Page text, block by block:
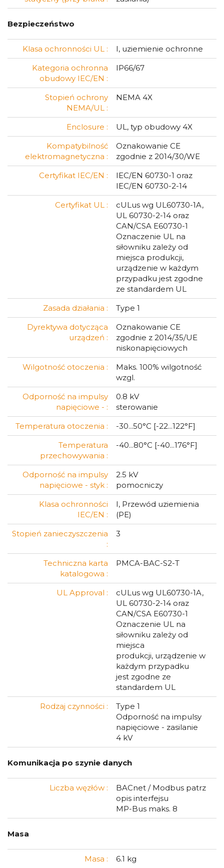
Bezpieczeństwo
Klasa ochronności UL :
I, uziemienie ochronne
Kategoria ochronna
obudowy IEC/EN :
IP66/67
Stopień ochrony
NEMA/UL :
NEMA 4X
Enclosure :
UL, typ obudowy 4X
Kompatybilność
elektromagnetyczna :
Oznakowanie CE
zgodnie z 2014/30/WE
Certyfikat IEC/EN :
IEC/EN 60730-1 oraz
IEC/EN 60730-2-14
Certyfikat UL :
cULus wg UL60730-1A,
UL 60730-2-14 oraz
CAN/CSA E60730-1
Oznaczenie UL na
siłowniku zależy od
miejsca produkcji,
urządzenie w każdym
przypadku jest zgodne
ze standardem UL
Zasada działania :
Type 1
Dyrektywa dotycząca
urządzeń :
Oznakowanie CE
zgodnie z 2014/35/UE
niskonapięciowych
Wilgotność otoczenia :
Maks. 100% wilgotność
wzgl.
Odporność na impulsy
napięciowe - :
0.8 kV
sterowanie
Temperatura otoczenia :
-30...50°C [-22...122°F]
Temperatura
przechowywania :
-40...80°C [-40...176°F]
Odporność na impulsy
napięciowe - styk :
2.5 kV
pomocniczy
Klasa ochronności
IEC/EN :
I, Przewód uziemienia
(PE)
Stopień zanieczyszczenia
:
3
Techniczna karta
katalogowa :
PMCA-BAC-S2-T
UL Approval :
cULus wg UL60730-1A,
UL 60730-2-14 oraz
CAN/CSA E60730-1
Oznaczenie UL na
siłowniku zależy od
miejsca
produkcji, urządzenie w
każdym przypadku
jest zgodne ze
standardem UL
Rodzaj czynności :
Type 1
Odporność na impulsy
napięciowe - zasilanie
4 kV
Komunikacja po szynie danych
Liczba węzłów :
BACnet / Modbus patrz
opis interfejsu
MP-Bus maks. 8
Masa
Masa : 6.1 kg